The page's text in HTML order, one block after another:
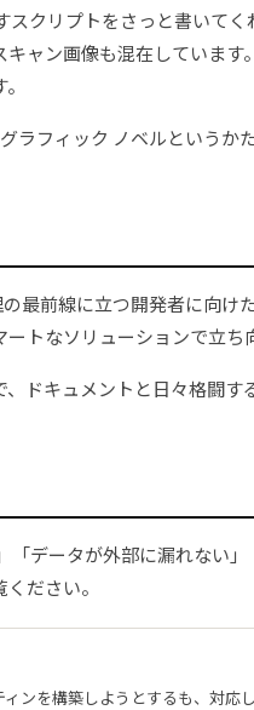
スクリプトをさっと書い
ャン画像も混在していま
ラフィック ノベルというか
最前線に立つ開発者に向け
トなソリューションで立ち
ドキュメントと日々格闘
「データが外部に漏れない
ださい。
ンを構築しようとするも、対応